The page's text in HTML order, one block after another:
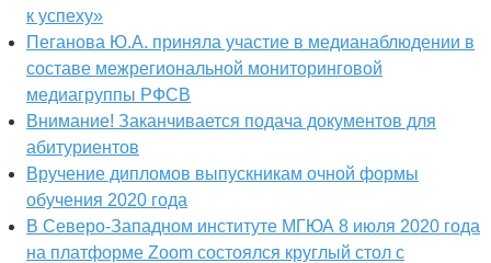
к успеху»
Пеганова Ю.А. приняла участие в медианаблюдении в
составе межрегиональной мониторинговой
медиагруппы РФСВ
Внимание! Заканчивается подача документов для
абитуриентов
Вручение дипломов выпускникам очной формы
обучения 2020 года
В Северо-Западном институте МГЮА 8 июля 2020 года
на платформе Zoom состоялся круглый стол с